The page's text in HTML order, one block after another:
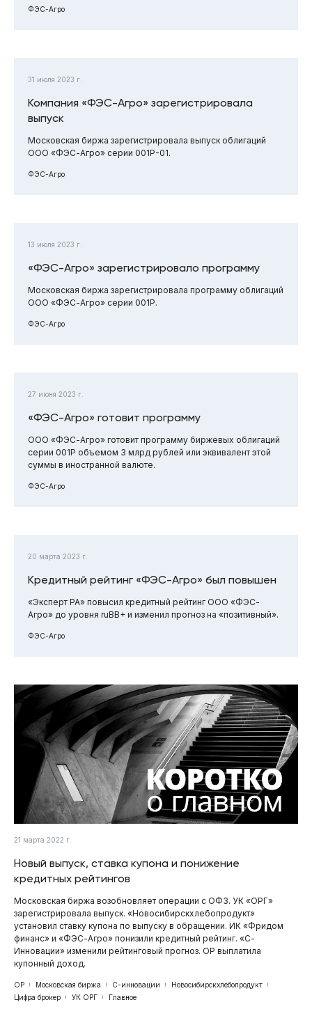
ФЭС-Агро
31 июля 2023 г.
Компания «ФЭС-Агро» зарегистрировала
выпуск
Московская биржа зарегистрировала выпуск облигаций
ООО «ФЭС-Агро» серии 001Р-01.
ФЭС-Агро
13 июля 2023 г.
«ФЭС-Агро» зарегистрировало программу
Московская биржа зарегистрировала программу облигаций
ООО «ФЭС-Агро» серии 001P.
ФЭС-Агро
27 июня 2023 г.
«ФЭС-Агро» готовит программу
ООО «ФЭС-Агро» готовит программу биржевых облигаций
серии 001Р объемом 3 млрд рублей или эквивалент этой
суммы в иностранной валюте.
ФЭС-Агро
20 марта 2023 г.
Кредитный рейтинг «ФЭС-Агро» был повышен
«Эксперт РА» повысил кредитный рейтинг ООО «ФЭС-
Агро» до уровня ruBB+ и изменил прогноз на «позитивный».
ФЭС-Агро
21 марта 2022 г.
Новый выпуск, ставка купона и понижение
кредитных рейтингов
Московская биржа возобновляет операции с ОФЗ. УК «ОРГ»
зарегистрировала выпуск. «Новосибирскхлебопродукт»
установил ставку купона по выпуску в обращении. ИК «Фридом
финанс» и «ФЭС-Агро» понизили кредитный рейтинг. «С-
Инновации» изменили рейтинговый прогноз. ОР выплатила
купонный доход.
ОР Московская биржа С-инновации
Новосибирскхлебопродукт
Цифра брокер
УК ОРГ Главное